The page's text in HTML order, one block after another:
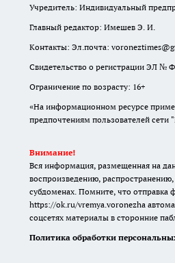
Учредитель: Индивидуальный
Главный редактор: Имешев Э. И.
Контакты: Эл.почта:
Свидетельство о регистрации ЭЛ №
Ограничение по возрасту: 16+
«На информационном ресурсе
предпочтениям пользователей сети
Внимание!
Вся информация, размещенная на
воспроизведению,
субдоменах. Помните, что отправка
https://ok.ru/vremya.voronezha
соцсетях материалы в сторонние
Политика обработки